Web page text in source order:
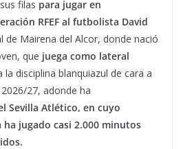
filas para jugar en
RFEF al futbolista David
de Mairena del Alcor, donde nació
que juega como lateral
la disciplina blanquiazul de cara a
27, adonde ha
Sevilla Atlético, en cuyo
ha jugado casi 2.000 minutos